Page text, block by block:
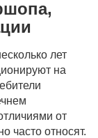
лет
на
от
часто относят.